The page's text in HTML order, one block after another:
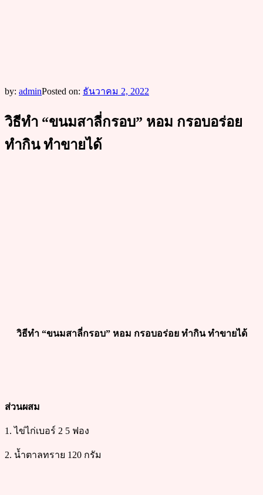
by: adminPosted on: ธันวาคม 2, 2022
วิธีทำ “ขนมสาลี่กรอบ” หอม กรอบอร่อย
ทำกิน ทำขายได้
วิธีทำ “ขนมสาลี่กรอบ” หอม กรอบอร่อย ทำกิน ทำขายได้
ส่วนผสม
1. ไข่ไก่เบอร์ 2 5 ฟอง
2. น้ำตาลทราย 120 กรัม